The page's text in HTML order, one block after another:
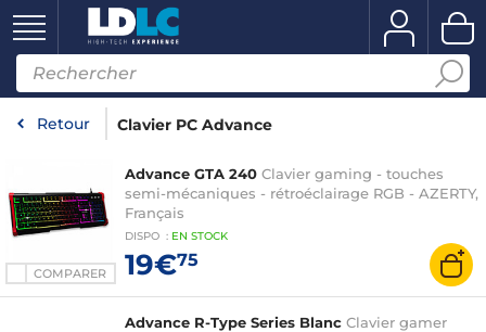
Retour Clavier PC Advance
COMPARER
Advance GTA 240 Clavier gaming - touches
semi-mécaniques - rétroéclairage RGB - AZERTY,
Français
DISPO : EN STOCK
19€75
Advance R-Type Series Blanc Clavier gamer